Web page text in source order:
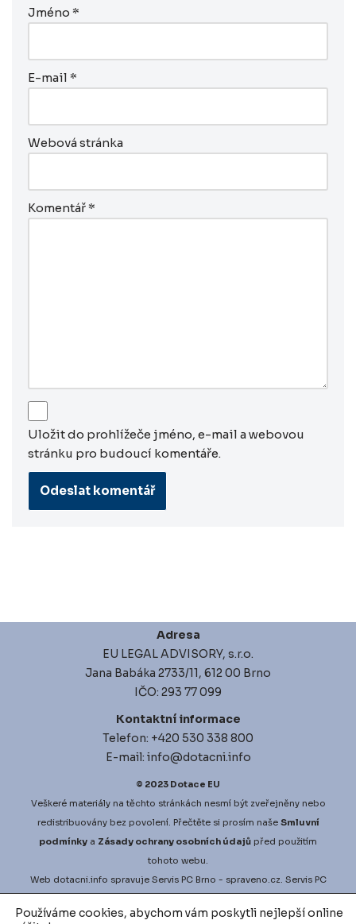
Jméno *
E-mail *
Webová stránka
Komentář *
Uložit do prohlížeče jméno, e-mail a webovou
stránku pro budoucí komentáře.
Adresa
EU LEGAL ADVISORY, s.r.o.
Jana Babáka 2733/11, 612 00 Brno
IČO: 293 77 099
Kontaktní informace
Telefon: +420 530 338 800
E-mail: info@dotacni.info
© 2023 Dotace EU
Veškeré materiály na těchto stránkách nesmí být zveřejněny nebo
redistribuovány bez povolení. Přečtěte si prosím naše Smluvní
podmínky a Zásady ochrany osobních údajů před použitím
tohoto webu.
Web dotacni.info spravuje Servis PC Brno - spraveno.cz. Servis PC
nejlepší možné podmínky pro vaši zakázku.vodni-audit.cza
Používáme cookies, abychom vám poskytli nejlepší online